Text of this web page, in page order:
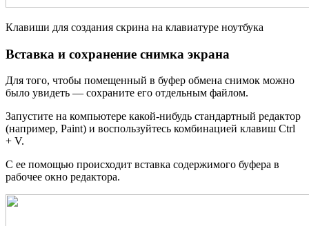
Клавиши для создания скрина на клавиатуре ноутбука
Вставка и сохранение снимка экрана
Для того, чтобы помещенный в буфер обмена снимок можно
было увидеть — сохраните его отдельным файлом.
Запустите на компьютере какой-нибудь стандартный редактор
(например, Paint) и воспользуйтесь комбинацией клавиш Ctrl
+ V.
С ее помощью происходит вставка содержимого буфера в
рабочее окно редактора.